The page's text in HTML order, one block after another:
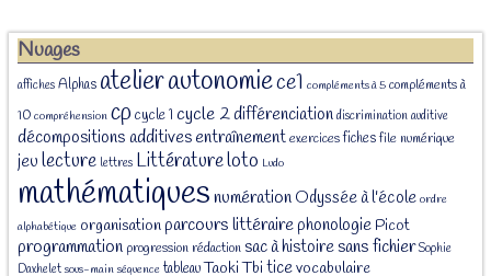
Nuages
affichesAlphas atelierautonomiece1 compléments à 5 compléments à
10 compréhension cp cycle 1 cycle 2 différenciationdiscrimination auditive
décompositions additives entraînementexercicesfichesfile numérique
jeu lecture lettres Littératureloto Ludo
mathématiquesnumération Odyssée à l'école ordre
alphabétique organisationparcours littérairephonologie Picot
programmation progression rédaction sac à histoiresans fichierSophie
Daxhelet sous-main séquence tableauTaoki Tbi ticevocabulaire